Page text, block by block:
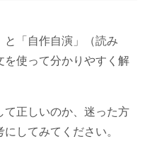
と「自作自演」（読み
を使って分かりやすく解
て正しいのか、迷った方
してみてください。